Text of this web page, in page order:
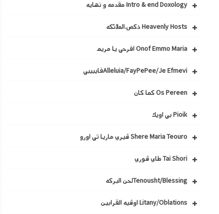
Intro & end Doxology مقدمه و نهايه
Heavenly Hosts ذكص.الملائكه
Onof Emmo Maria افرحي يا مريم
Alleluia/FayPePee/Je Efmeviفايبيبي
Os Pereen كما كان
Pioik بي اويك
Shere Maria Teouro شيري ماريا تي اورو
Tai Shori طاي شوري
Tenousht/Blessingلحن البركه
Litany/Oblations اوشيه القرابين